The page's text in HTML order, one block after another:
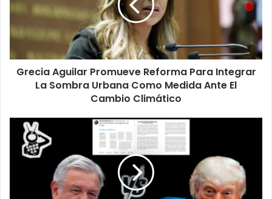
Para
Urbana
Como
Medida
Cambio
Climático
Grecia Aguilar Promueve Reforma Para Integrar
La Sombra Urbana Como Medida Ante El
Cambio Climático
Amlo
Reaparece
Redes